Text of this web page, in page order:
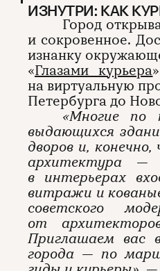
ИЗНУТРИ: КАК
Город
и сокровенное.
изнанку
«Глазами курьера
на виртуальную
Петербурга до
«Многие по
выдающихся
дворов и,
архитектура —
в интерьерах
витражи и
советского
от
Приглашаем вас
города — по